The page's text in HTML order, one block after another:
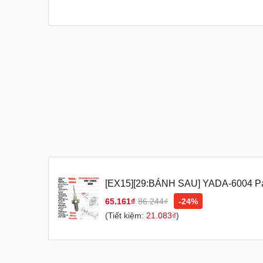
#phu_kien_yamaha#chínhhãngyamaha
#pat_tang_sen_ex150 #páttăngsênex150zin
[EX15][29:BÁNH SAU] YADA-6004
Ex150(15-18) (20)-[Yamaha]
65.161₫ 86.244₫
-24%
(Tiết kiệm: 21.083₫)